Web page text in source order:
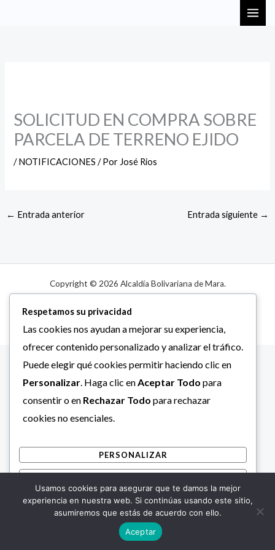
SOLICITUD EN COMPRA SOBRE
PARCELA DE TERRENO EJIDO
/NOTIFICACIONES / Por José Rios
← Entrada anterior Entrada siguiente →
Copyright © 2026 Alcaldía Bolivariana de Mara.
Respetamos su privacidad
Las cookies nos ayudan a mejorar su experiencia,
ofrecer contenido personalizado y analizar el tráfico.
Puede elegir qué cookies permitir haciendo clic en
Personalizar. Haga clic enAceptar Todo para
consentir o en Rechazar Todo para rechazar
cookies no esenciales.
PERSONALIZAR
ACEPTAR TODO
Desarrollado por
Usamos cookies para asegurar que te damos la mejor
experiencia en nuestra web. Si continúas usando este sitio,
asumiremos que estás de acuerdo con ello.
Aceptar